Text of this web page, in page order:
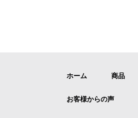
ホーム 商品
お客様からの声